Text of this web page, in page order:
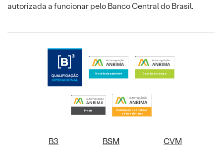
autorizada a funcionar pelo Banco Central do Brasil.
B3 BSM CVM